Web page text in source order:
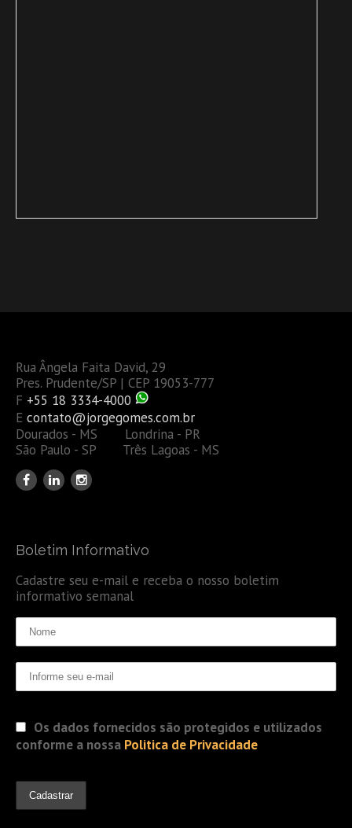
Rua Ângela Faita David, 29
Pres. Prudente/SP | CEP 19053-777
F +55 18 3334-4000
E contato@jorgegomes.com.br
Dourados - MS Londrina - PR
São Paulo - SP Três Lagoas - MS
Boletim Informativo
Cadastre seu e-mail e receba o nosso boletim
informativo semanal
Os dados fornecidos são protegidos e utilizados
conforme a nossa Politica de Privacidade